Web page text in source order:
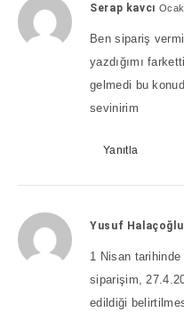
Serap kavcı
Ben sipariş
yazdığımı
gelmedi bu
sevinirim
Yanıtla
Yusuf Halaçoğlu
1 Nisan
siparişim,
edildiği